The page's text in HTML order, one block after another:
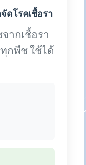
ดโรคเชื้อรา
ากเชื้อรา
กพืช ใช้ได้